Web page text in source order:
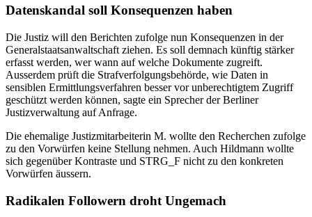
Datenskandal soll Konsequenzen haben
Die Justiz will den Berichten zufolge nun Konsequenzen in der
Generalstaatsanwaltschaft ziehen. Es soll demnach künftig stärker
erfasst werden, wer wann auf welche Dokumente zugreift.
Ausserdem prüft die Strafverfolgungsbehörde, wie Daten in
sensiblen Ermittlungsverfahren besser vor unberechtigtem Zugriff
geschützt werden können, sagte ein Sprecher der Berliner
Justizverwaltung auf Anfrage.
Die ehemalige Justizmitarbeiterin M. wollte den Recherchen zufolge
zu den Vorwürfen keine Stellung nehmen. Auch Hildmann wollte
sich gegenüber Kontraste und STRG_F nicht zu den konkreten
Vorwürfen äussern.
Radikalen Followern droht Ungemach